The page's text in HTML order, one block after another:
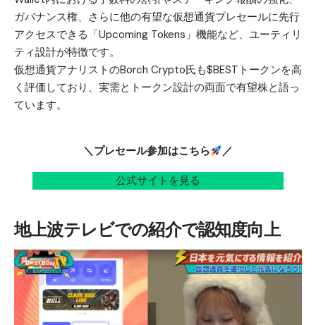
ガバナンス権、さらに他の有望な仮想通貨プレセールに先行
アクセスできる「Upcoming Tokens」機能など、ユーティリ
ティ設計が特徴です。
仮想通貨アナリストのBorch Crypto氏も$BESTトークンを高
く評価しており、実需とトークン設計の両面で有望株と語っ
ています。
＼プレセール参加はこちら ／
公式サイトを見る
地上波テレビでの紹介で認知度向上